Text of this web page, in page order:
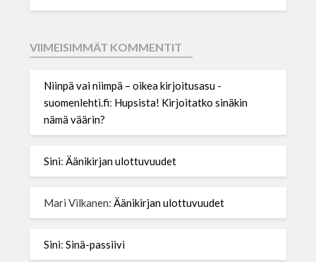
VIIMEISIMMÄT KOMMENTIT
Niinpä vai niimpä – oikea kirjoitusasu -
suomenlehti.fi: Hupsista! Kirjoitatko sinäkin
nämä väärin?
Sini:Äänikirjan ulottuvuudet
Mari Vilkanen:Äänikirjan ulottuvuudet
Sini:Sinä-passiivi